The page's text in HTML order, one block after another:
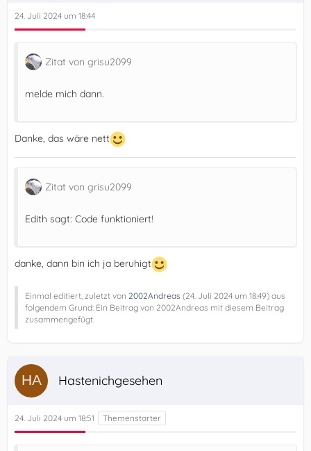
24. Juli 2024 um 18:44
Zitat von grisu2099
melde mich dann.
Danke, das wäre nett
Zitat von grisu2099
Edith sagt: Code funktioniert!
danke, dann bin ich ja beruhigt
Einmal editiert, zuletzt von 2002Andreas (24. Juli 2024 um 18:49) aus
folgendem Grund: Ein Beitrag von 2002Andreas mit diesem Beitrag
zusammengefügt.
Hastenichgesehen
24. Juli 2024 um 18:51